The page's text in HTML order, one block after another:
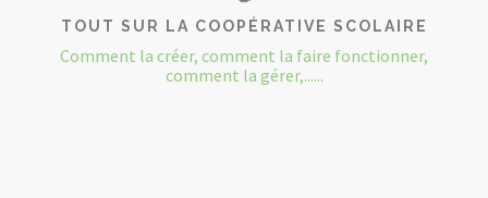
TOUT SUR LA COOPÉRATIVE SCOLAIRE
Comment la créer, comment la faire fonctionner,
comment la gérer,......